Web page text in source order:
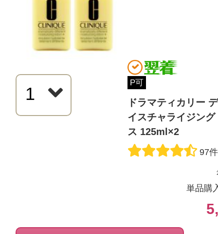
りないかもしれません。
すべての54件のクチコミを見
このコスメのレビューを書いて
クチコミを投稿する
P可
ドラマティカリー
イスチャライジン
ス 125ml×2
97件
単品購